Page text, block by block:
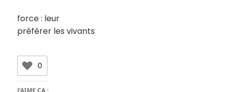
force : leur
préférer les vivants
0
J’AIME ÇA :